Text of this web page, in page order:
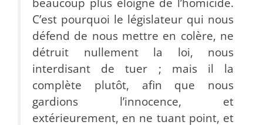
C’est pourquoi le législateur qui nous
défend de nous mettre en colère, ne
détruit nullement la loi, nous
interdisant de tuer ; mais il la
complète plutôt, afin que nous
gardions l’innocence, et
extérieurement, en ne tuant point, et